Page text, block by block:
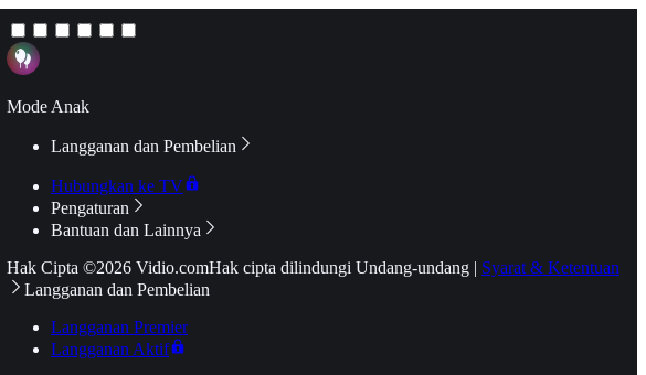
Mode Anak
Langganan dan Pembelian
Hubungkan ke TV
Pengaturan
Bantuan dan Lainnya
Hak Cipta ©2026 Vidio.comHak cipta dilindungi Undang-undang | Syarat & Ketentuan
Langganan dan Pembelian
Langganan Premier
Langganan Aktif